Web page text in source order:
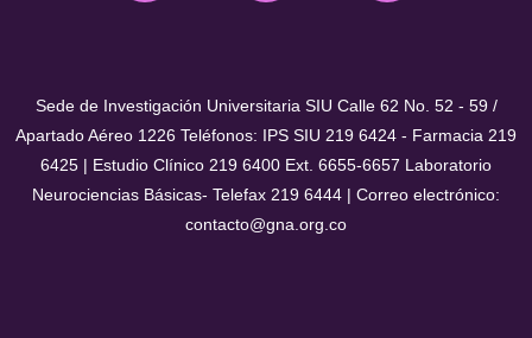
Sede de Investigación Universitaria SIU Calle 62 No. 52 - 59 /
Apartado Aéreo 1226 Teléfonos: IPS SIU 219 6424 - Farmacia 219
6425 | Estudio Clínico 219 6400 Ext. 6655-6657 Laboratorio
Neurociencias Básicas- Telefax 219 6444 | Correo electrónico:
contacto@gna.org.co